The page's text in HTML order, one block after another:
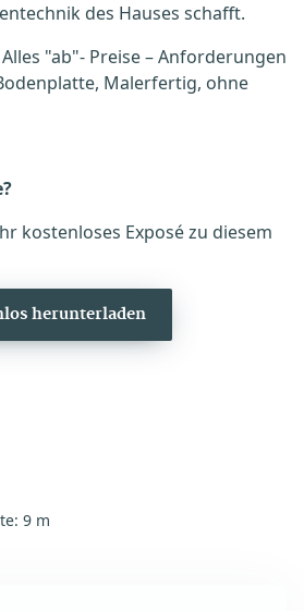
des Hauses schafft.
"ab"- Preise – Anforderungen
Malerfertig, ohne
kostenloses Exposé zu diesem
herunterladen
9 m